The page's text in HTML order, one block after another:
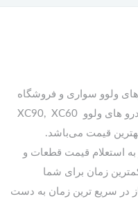
ولوو سواری و فروشگاه
قطعات و لوازم یدکی اصلی تمامی خودرو های ولوو XC90, XC60
به استعلام قیمت قطعات و
زمان برای شما
در سریع ترین زمان به دست